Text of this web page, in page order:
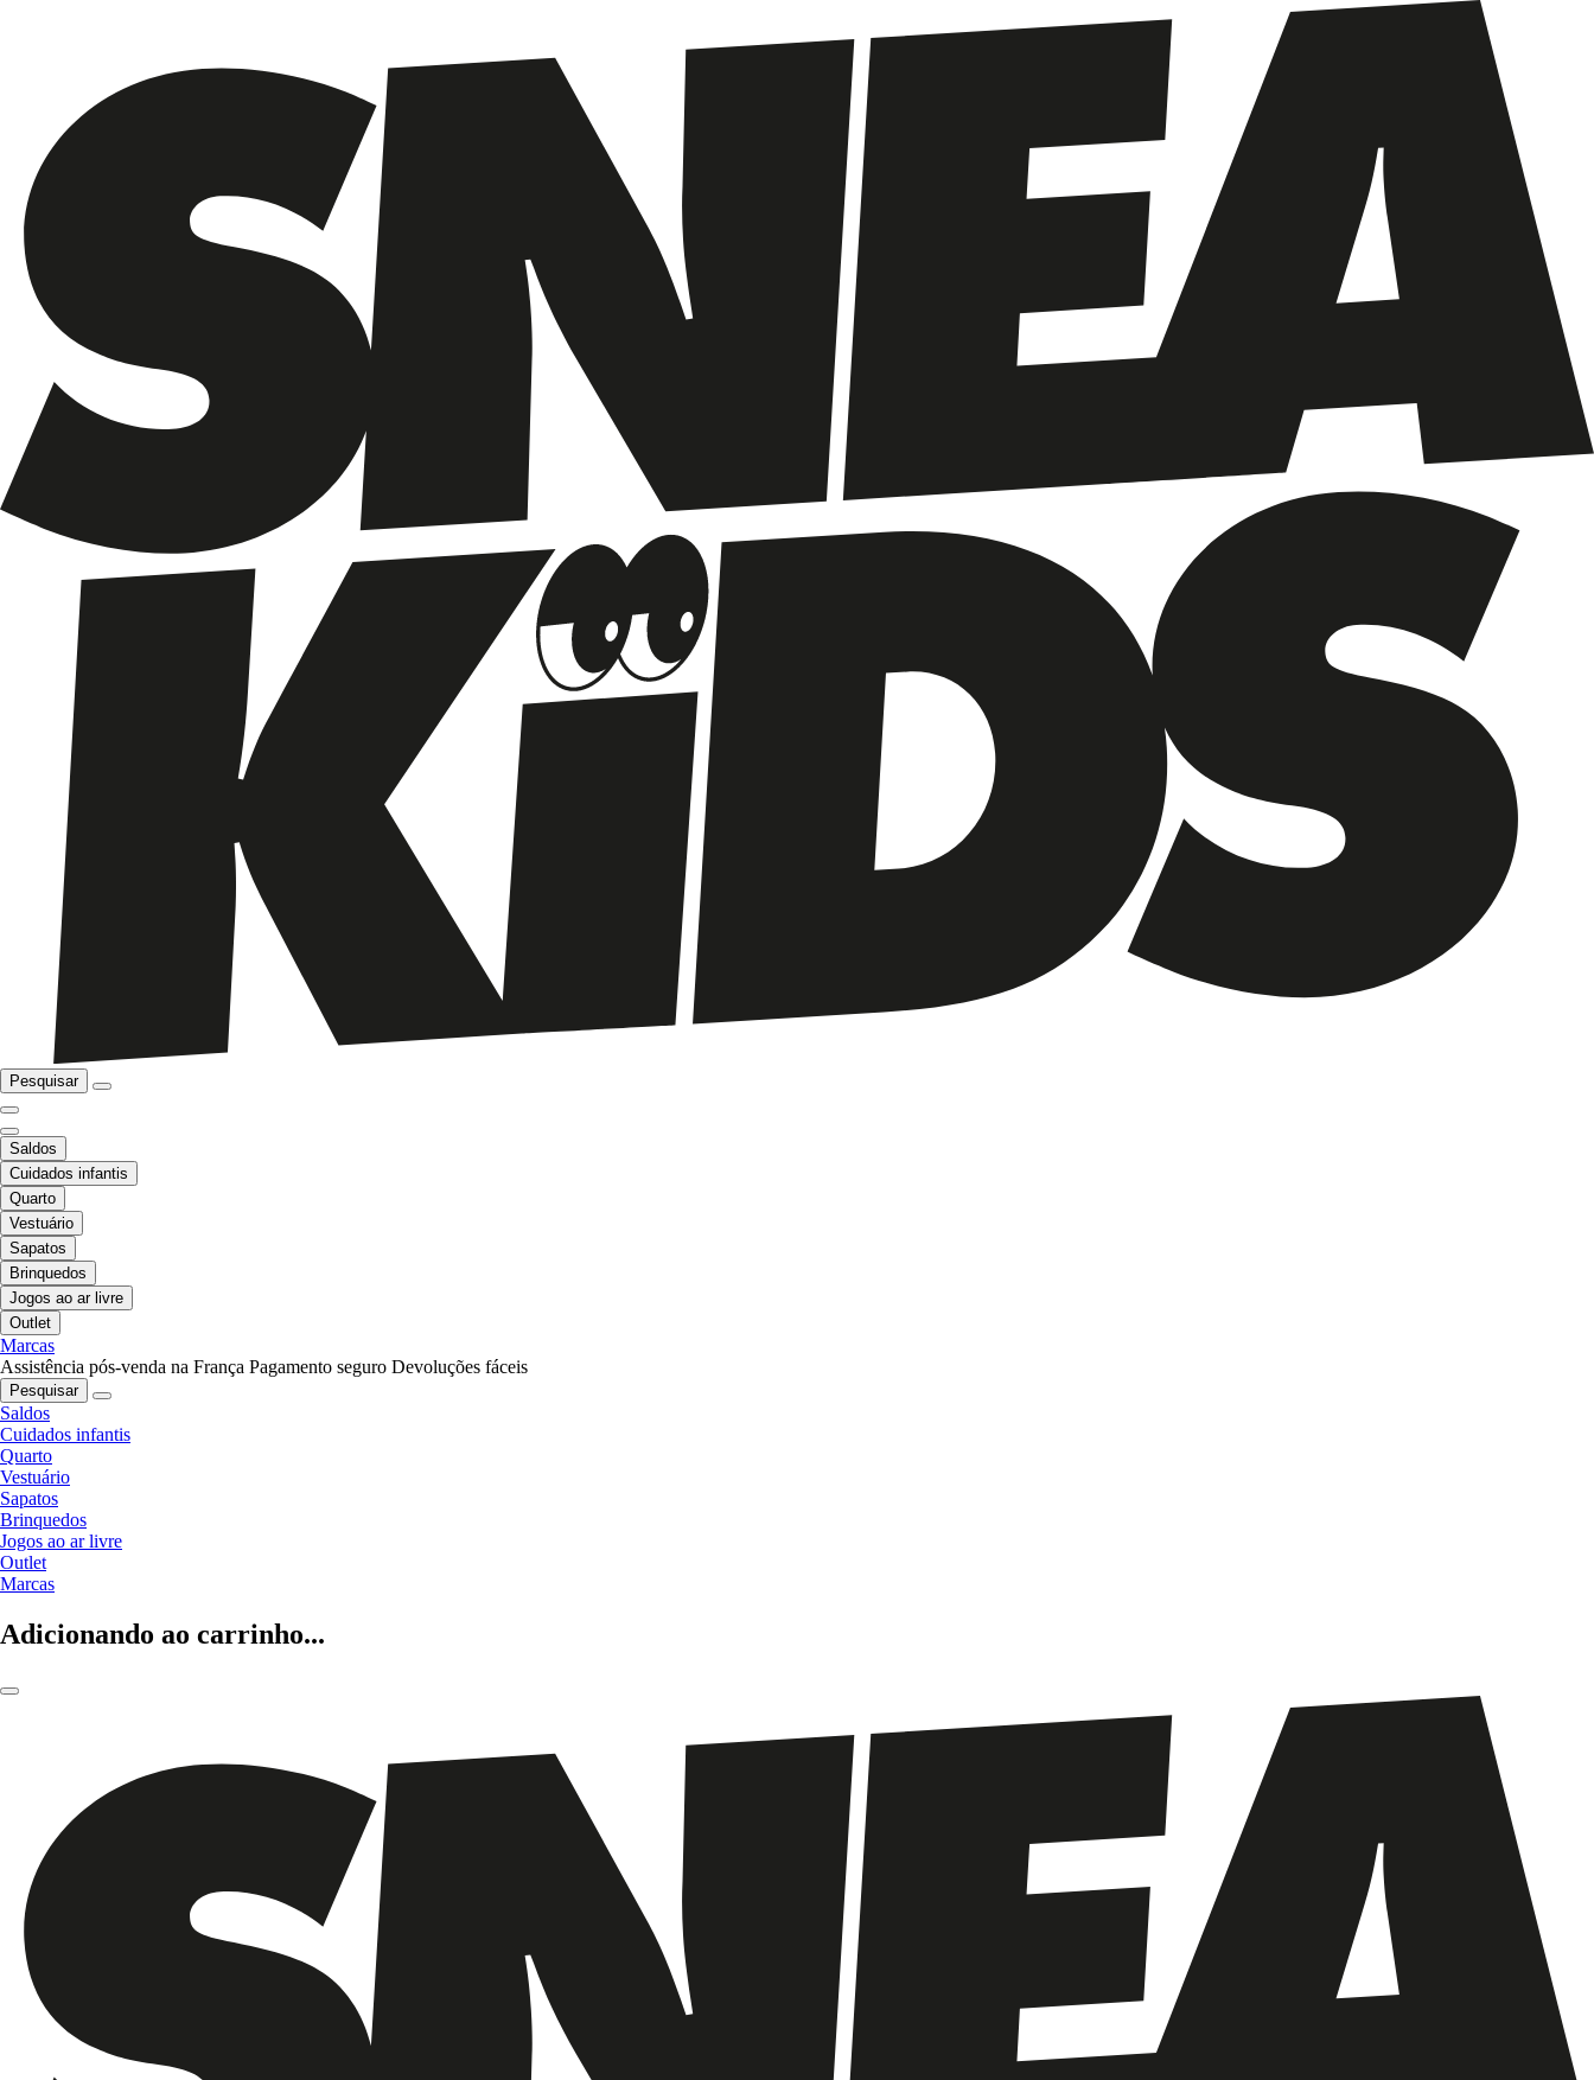
Pesquisar
Saldos
Cuidados infantis
Quarto
Vestuário
Sapatos
Brinquedos
Jogos ao ar livre
Outlet
Marcas
Assistência pós-venda na França Pagamento seguro Devoluções fáceis
Pesquisar
Saldos
Cuidados infantis
Quarto
Vestuário
Sapatos
Brinquedos
Jogos ao ar livre
Outlet
Marcas
Adicionando ao carrinho...